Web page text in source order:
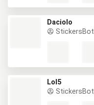
Daciolo
StickersBot
Lol5
StickersBot